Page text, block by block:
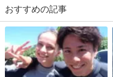
おすすめの記事